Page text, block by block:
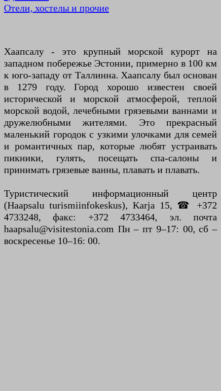
Отели, хостелы и прочие
Хаапсалу - это крупный морской курорт на
западном побережье Эстонии, примерно в 100 км
к юго-западу от Таллинна. Хаапсалу был основан
в 1279 году. Город хорошо известен своей
исторической и морской атмосферой, теплой
морской водой, лечебными грязевыми ваннами и
дружелюбными жителями. Это прекрасный
маленький городок с узкими улочками для семей
и романтичных пар, которые любят устраивать
пикники, гулять, посещать спа-салоны и
принимать грязевые ванны, плавать и плавать.
Туристический информационный центр
(Haapsalu turismiinfokeskus), Karja 15, ☎ +372
4733248, факс: +372 4733464, эл. почта
haapsalu@visitestonia.com Пн – пт 9–17: 00, сб –
воскресенье 10–16: 00.